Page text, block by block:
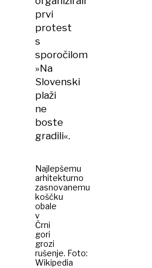
prvi
protest
s
sporočilom
»Na
Slovenski
plaži
ne
boste
gradili«.
Najlepšemu
arhitekturno
zasnovanemu
koščku
obale
v
Črni
gori
grozi
rušenje. Foto:
Wikipedia